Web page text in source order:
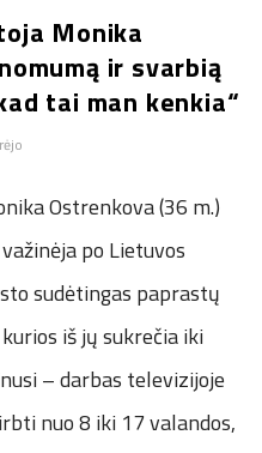
Monika
ir svarbią
tai man kenkia“
Ostrenkova (36 m.)
po Lietuvos
sudėtingas paprastų
iš jų sukrečia iki
– darbas televizijoje
nuo 8 iki 17 valandos,